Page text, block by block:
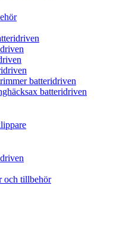
batteridriven
batteridriven
och tillbehör